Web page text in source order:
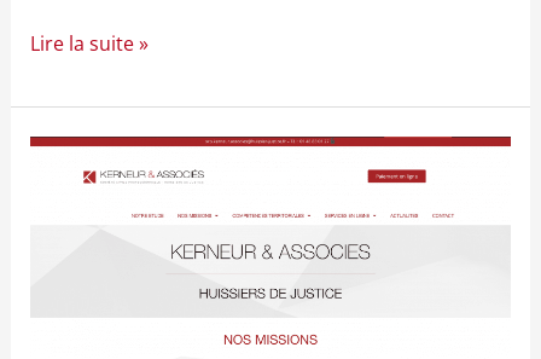
Lire la suite »
Bienvenue